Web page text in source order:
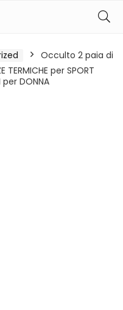
Occulto 2 paia di
TERMICHE per SPORT
per DONNA